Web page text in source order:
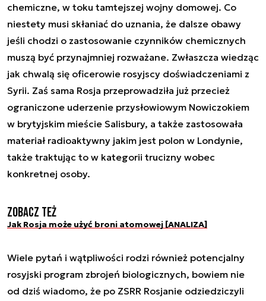
chemiczne, w toku tamtejszej wojny domowej. Co
niestety musi skłaniać do uznania, że dalsze obawy
jeśli chodzi o zastosowanie czynników chemicznych
muszą być przynajmniej rozważane. Zwłaszcza wiedząc
jak chwalą się oficerowie rosyjscy doświadczeniami z
Syrii. Zaś sama Rosja przeprowadziła już przecież
ograniczone uderzenie przysłowiowym Nowiczokiem
w brytyjskim mieście Salisbury, a także zastosowała
materiał radioaktywny jakim jest polon w Londynie,
także traktując to w kategorii trucizny wobec
konkretnej osoby.
Zobacz też
Jak Rosja może użyć broni atomowej [ANALIZA]
Wiele pytań i wątpliwości rodzi również potencjalny
rosyjski program zbrojeń biologicznych, bowiem nie
od dziś wiadomo, że po ZSRR Rosjanie odziedziczyli